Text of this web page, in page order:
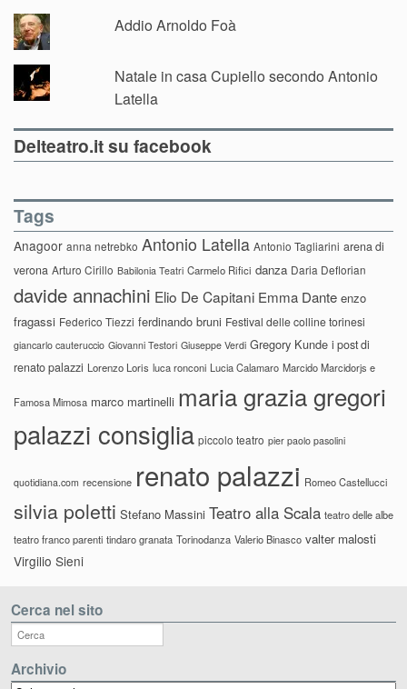
Addio Arnoldo Foà
Natale in casa Cupiello secondo Antonio
Latella
Delteatro.it su facebook
Tags
Anagoor anna netrebko Antonio Latella Antonio Tagliarini arena di
verona Arturo Cirillo Babilonia Teatri Carmelo Rifici danza Daria Deflorian
davide annachini Elio De Capitani Emma Dante enzo
fragassi Federico Tiezzi ferdinando bruni Festival delle colline torinesi
giancarlo cauteruccio Giovanni Testori Giuseppe Verdi Gregory Kunde i post di
renato palazzi Lorenzo Loris luca ronconi Lucia Calamaro Marcido Marcidorjs e
Famosa Mimosa marco martinelli maria grazia gregori
palazzi consiglia piccolo teatro pier paolo pasolini
quotidiana.com recensione renato palazzi Romeo Castellucci
silvia poletti Stefano Massini Teatro alla Scala teatro delle albe
teatro franco parenti tindaro granata Torinodanza Valerio Binasco valter malosti
Virgilio Sieni
Cerca nel sito
Archivio